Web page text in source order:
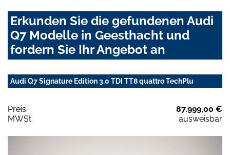
Erkunden Sie die gefundenen Audi
Q7 Modelle in Geesthacht und
fordern Sie Ihr Angebot an
Audi Q7 Signature Edition 3.0 TDI TT8 quattro TechPlu
Preis:
87.999,00 €
MWSt:
ausweisbar